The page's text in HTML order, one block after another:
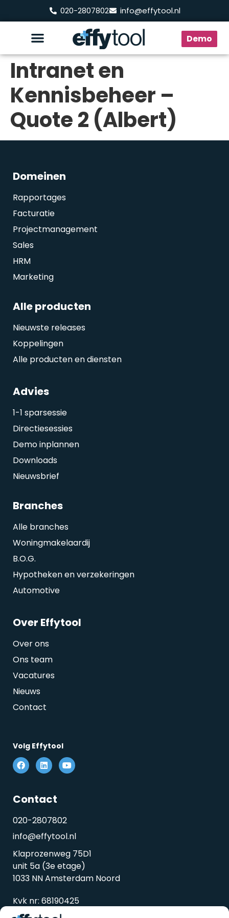
020-2807802 info@effytool.nl
Demo
Intranet en
Kennisbeheer –
Quote 2 (Albert)
Domeinen
Rapportages
Facturatie
Projectmanagement
Sales
HRM
Marketing
Alle producten
Nieuwste releases
Koppelingen
Alle producten en diensten
Advies
1-1 sparsessie
Directiesessies
Demo inplannen
Downloads
Nieuwsbrief
Branches
Alle branches
Woningmakelaardij
B.O.G.
Hypotheken en verzekeringen
Automotive
Over Effytool
Over ons
Ons team
Vacatures
Nieuws
Contact
Volg Effytool
Contact
020-2807802
info@effytool.nl
Klaprozenweg 75D1
unit 5a (3e etage)
1033 NN Amsterdam Noord
Kvk nr: 68190425